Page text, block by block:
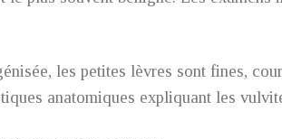
les petites lèvres sont fines,
anatomiques expliquant les